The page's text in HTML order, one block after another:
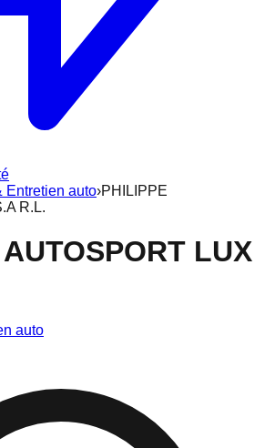
Entretien auto›PHILIPPE
R.L.
LUX
auto